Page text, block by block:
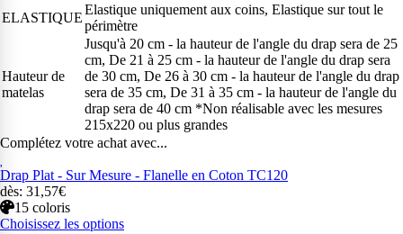
ELASTIQUE
Elastique uniquement aux coins, Elastique sur tout le
périmètre
Hauteur de
matelas
Jusqu'à 20 cm - la hauteur de l'angle du drap sera de 25
cm, De 21 à 25 cm - la hauteur de l'angle du drap sera
de 30 cm, De 26 à 30 cm - la hauteur de l'angle du drap
sera de 35 cm, De 31 à 35 cm - la hauteur de l'angle du
drap sera de 40 cm *Non réalisable avec les mesures
215x220 ou plus grandes
Complétez votre achat avec...
Drap Plat - Sur Mesure - Flanelle en Coton TC120
dès: 31,57€
15 coloris
Choisissez les options